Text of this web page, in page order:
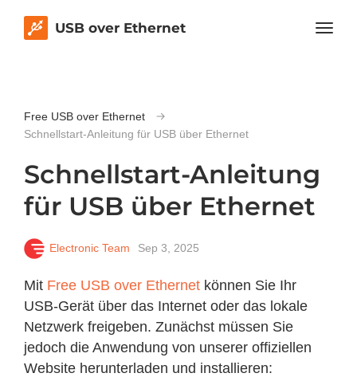
USB over Ethernet
Free USB over Ethernet
Schnellstart-Anleitung für USB über Ethernet
Schnellstart-Anleitung
für USB über Ethernet
Electronic Team Sep 3, 2025
Mit Free USB over Ethernet können Sie Ihr
USB-Gerät über das Internet oder das lokale
Netzwerk freigeben. Zunächst müssen Sie
jedoch die Anwendung von unserer offiziellen
Website herunterladen und installieren: